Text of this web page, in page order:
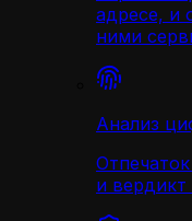
адресе, и
ними
Анализ
и вердикт